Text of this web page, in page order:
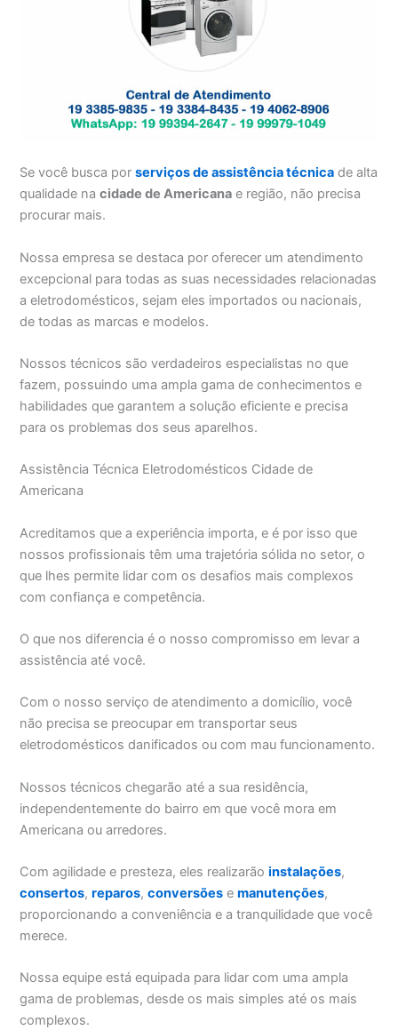
Se você busca porserviços de assistência técnica de alta
qualidade nacidade de Americana e região, não precisa
procurar mais.
Nossa empresa se destaca por oferecer um atendimento
excepcional para todas as suas necessidades relacionadas
a eletrodomésticos, sejam eles importados ou nacionais,
de todas as marcas e modelos.
Nossos técnicos são verdadeiros especialistas no que
fazem, possuindo uma ampla gama de conhecimentos e
habilidades que garantem a solução eficiente e precisa
para os problemas dos seus aparelhos.
Assistência Técnica Eletrodomésticos Cidade de
Americana
Acreditamos que a experiência importa, e é por isso que
nossos profissionais têm uma trajetória sólida no setor, o
que lhes permite lidar com os desafios mais complexos
com confiança e competência.
O que nos diferencia é o nosso compromisso em levar a
assistência até você.
Com o nosso serviço de atendimento a domicílio, você
não precisa se preocupar em transportar seus
eletrodomésticos danificados ou com mau funcionamento.
Nossos técnicos chegarão até a sua residência,
independentemente do bairro em que você mora em
Americana ou arredores.
Com agilidade e presteza, eles realizarãoinstalações,
consertos,reparos,conversões emanutenções,
proporcionando a conveniência e a tranquilidade que você
merece.
Nossa equipe está equipada para lidar com uma ampla
gama de problemas, desde os mais simples até os mais
complexos.